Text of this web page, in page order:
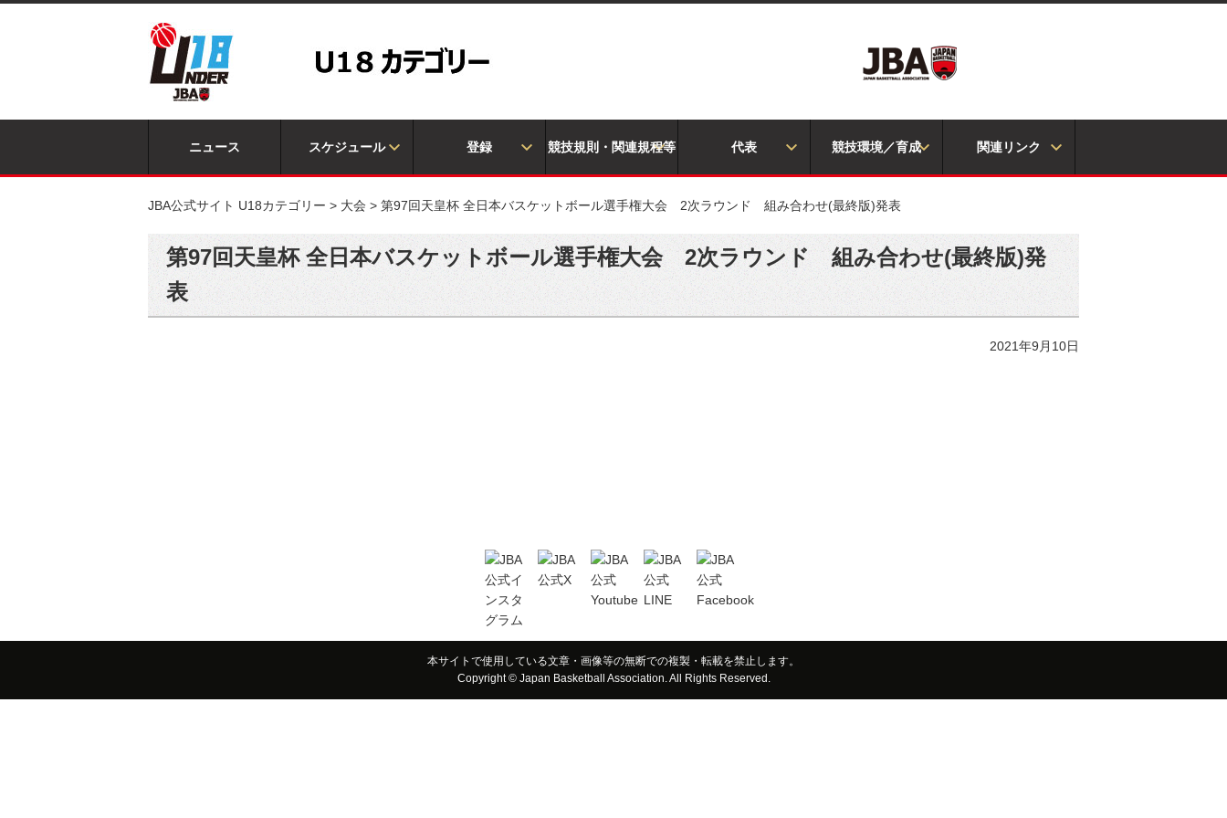
ニュース スケジュール 登録 競技規則・関連規程等 代表 競技環境／育成 関連リンク
JBA公式サイト U18カテゴリー > 大会 > 第97回天皇杯 全日本バスケットボール選手権大会 2次ラウンド 組み合わせ(最終版)発表
第97回天皇杯 全日本バスケットボール選手権大会 2次ラウンド 組み合わせ(最終版)発
表
2021年9月10日
本サイトで使用している文章・画像等の無断での複製・転載を禁止します。
Copyright © Japan Basketball Association. All Rights Reserved.